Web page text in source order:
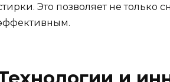
Это позволяет не только